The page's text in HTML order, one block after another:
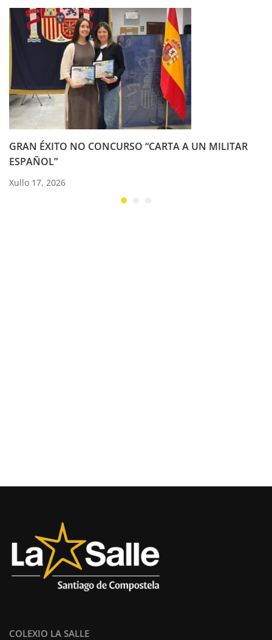
GRAN ÉXITO NO CONCURSO “CARTA A UN MILITAR
ESPAÑOL”
Xullo 17, 2026
COLEXIO LA SALLE